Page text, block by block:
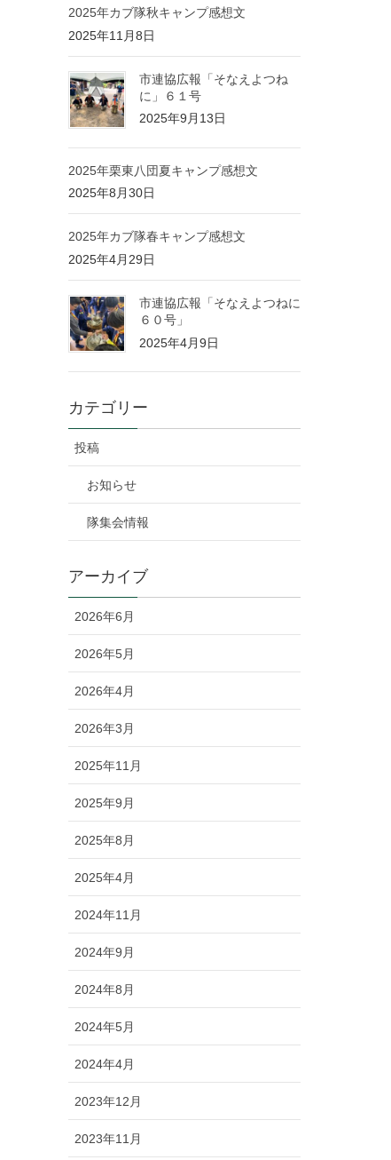
2025年カブ隊秋キャンプ感想文
2025年11月8日
市連協広報「そなえよつね
に」６１号
2025年9月13日
2025年栗東八団夏キャンプ感想文
2025年8月30日
2025年カブ隊春キャンプ感想文
2025年4月29日
市連協広報「そなえよつねに
６０号」
2025年4月9日
カテゴリー
投稿
お知らせ
隊集会情報
アーカイブ
2026年6月
2026年5月
2026年4月
2026年3月
2025年11月
2025年9月
2025年8月
2025年4月
2024年11月
2024年9月
2024年8月
2024年5月
2024年4月
2023年12月
2023年11月